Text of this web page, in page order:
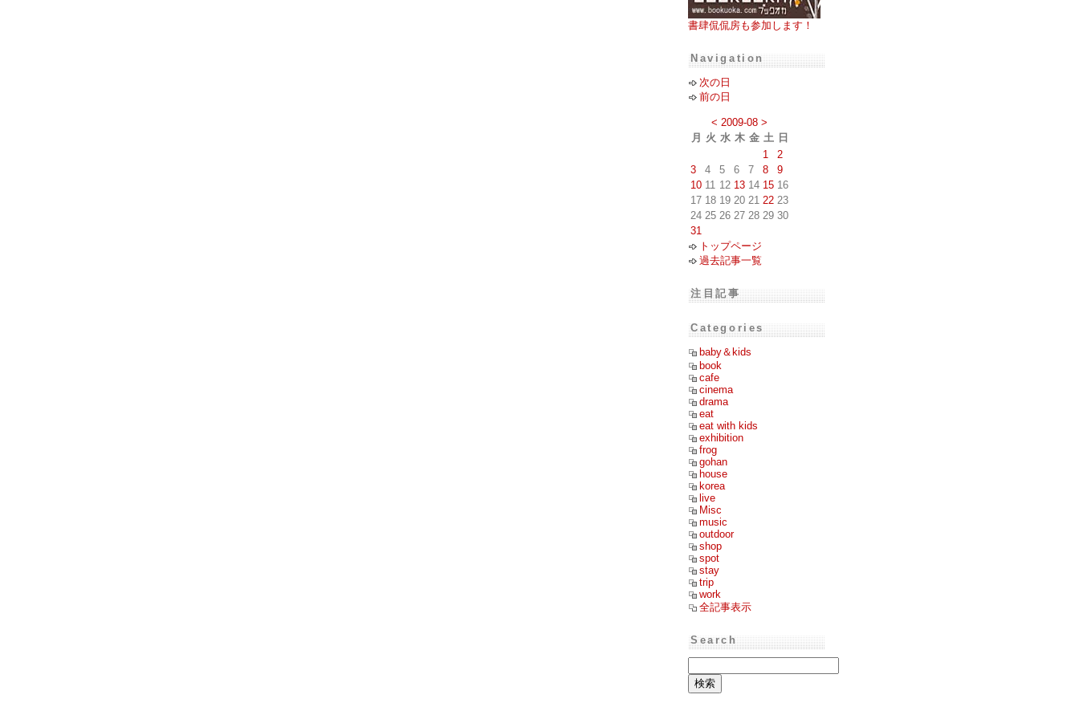
書肆侃侃房も参加します！
Navigation
次の日
前の日
< 2009-08 >
月
火 水 木 金 土 日
1
2
3
4 5 6 7 8
9
10 11 12 13 14 15 16
17 18 19 20 21 22 23
24 25 26 27 28 29 30
31
トップページ
過去記事一覧
注目記事
Categories
baby＆kids
book
cafe
cinema
drama
eat
eat with kids
exhibition
frog
gohan
house
korea
live
Misc
music
outdoor
shop
spot
stay
trip
work
全記事表示
Search